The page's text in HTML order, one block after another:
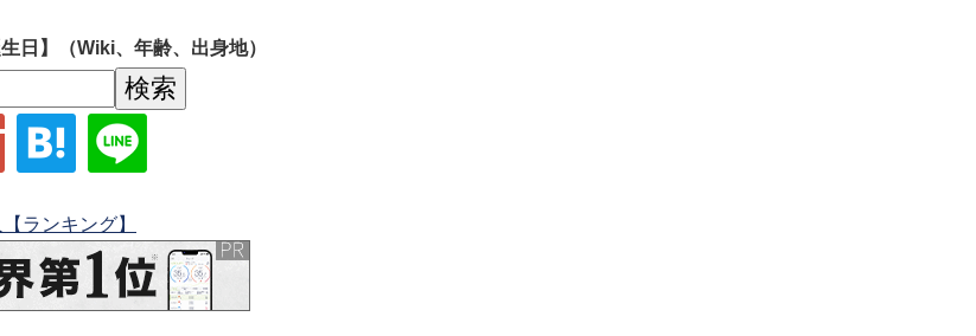
日】（Wiki、年齢、出身地）
ランキング】